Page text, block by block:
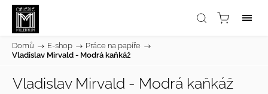
Domů / E-shop / Práce na papíře /
Vladislav Mirvald - Modrá kaňkáž
Vladislav Mirvald - Modrá kaňkáž